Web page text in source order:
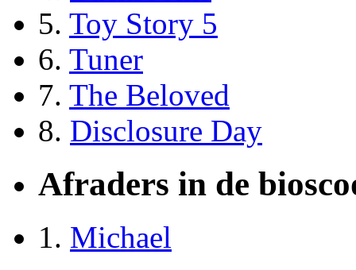
5. Toy Story 5
6. Tuner
7. The Beloved
8. Disclosure Day
Afraders in de
1. Michael